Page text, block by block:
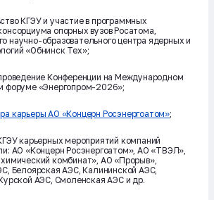
КГЭУ и участие в программных
опорных вузов Росатома,
научно-образовательного центра ядерных и
«Обнинск Тех»;
Конференции на Международном
форуме «Энергопром-2026»;
карьеры АО «Концерн Росэнергоатом»;
карьерных мероприятий компаний
АО «Концерн Росэнергоатом», АО «ТВЭЛ»,
комбинат», АО «Прорыв»,
Белоярская АЭС, Калининской АЭС,
АЭС, Смоленская АЭС и др.